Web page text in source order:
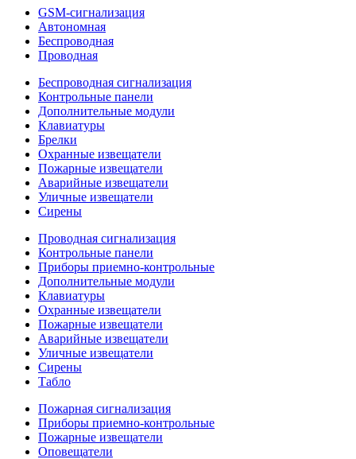
GSM-сигнализация
Автономная
Беспроводная
Проводная
Беспроводная сигнализация
Контрольные панели
Дополнительные модули
Клавиатуры
Брелки
Охранные извещатели
Пожарные извещатели
Аварийные извещатели
Уличные извещатели
Сирены
Проводная сигнализация
Контрольные панели
Приборы приемно-контрольные
Дополнительные модули
Клавиатуры
Охранные извещатели
Пожарные извещатели
Аварийные извещатели
Уличные извещатели
Сирены
Табло
Пожарная сигнализация
Приборы приемно-контрольные
Пожарные извещатели
Оповещатели